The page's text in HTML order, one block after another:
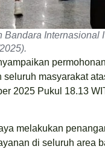
Internasional
masyarakat
2025 Pukul 18.13
melakukan
di seluruh area